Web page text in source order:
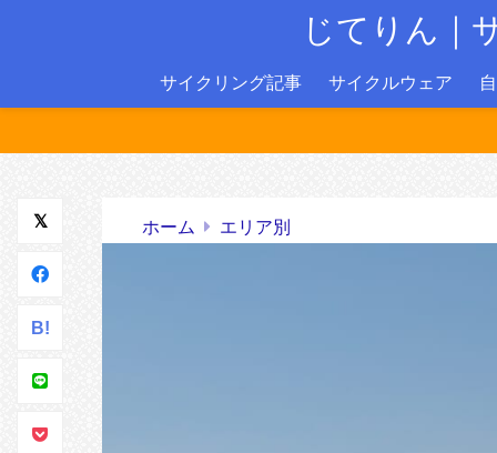
じてりん｜
サイクリング記事 サイクルウェア
B!
ホーム エリア別